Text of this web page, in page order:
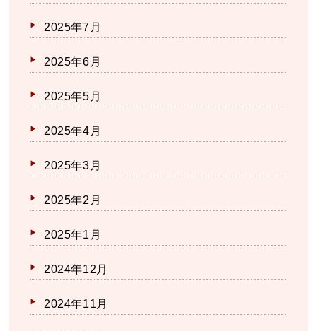
2025年7月
2025年6月
2025年5月
2025年4月
2025年3月
2025年2月
2025年1月
2024年12月
2024年11月